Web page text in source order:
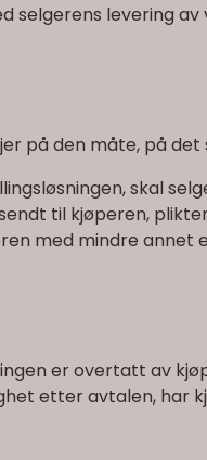
selgerens levering
på den måte, på
skal
til kjøperen,
med mindre
er overtatt av
etter avtalen, har